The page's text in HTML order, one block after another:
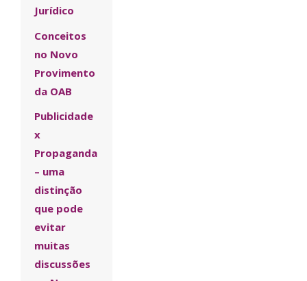
Jurídico
Conceitos
no Novo
Provimento
da OAB
Publicidade
x
Propaganda
– uma
distinção
que pode
evitar
muitas
discussões